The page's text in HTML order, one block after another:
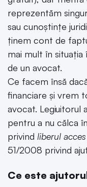
reprezentăm
sau cunoștințe
ținem cont de
mai mult în situația
de un avocat.
Ce facem însă
financiare și vrem
avocat. Legiuitorul
pentru a nu călca
privind liberul
51/2008 privind
Ce este